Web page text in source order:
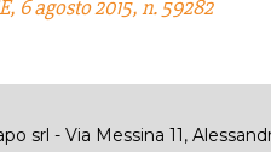
agosto 2015, n. 59282
srl - Via Messina 11,